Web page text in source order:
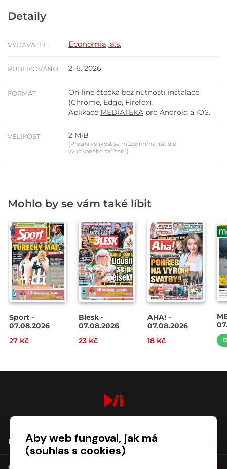
Detaily
VYDAVATEL Economia, a.s.
PUBLIKOVÁNO 2. 6. 2026
FORMÁT
On-line čtečka bez nutnosti instalace
(Chrome, Edge, Firefox).
Aplikace MEDIATÉKA pro Android a iOS.
VELIKOST 2 MiB
(Přesná velikost se může mírně lišit dle
využívaného zařízení.)
Mohlo by se vám také líbit
Sport -
07.08.2026
27 Kč
Blesk -
07.08.2026
23 Kč
AHA! -
07.08.2026
18 Kč
NÁKUPAby web fungoval, jak má
(souhlas s cookies)